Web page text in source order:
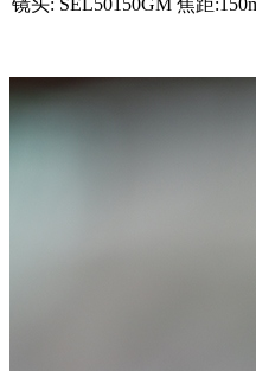
镜头: SEL50150GM 焦距